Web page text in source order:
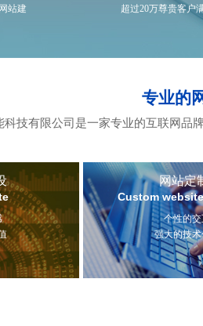
站建
超过20万尊贵客户
专业的
科技有限公司是一家专业的互联网品
网站定
Custom
个性的
强大的技